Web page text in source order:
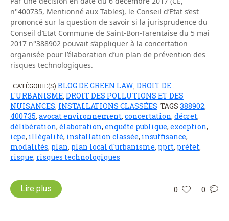
n°400735, Mentionné aux Tables), le Conseil d’Etat s’est
prononcé sur la question de savoir si la jurisprudence du
Conseil d’Etat Commune de Saint-Bon-Tarentaise du 5 mai
2017 n°388902 pouvait s’appliquer à la concertation
organisée pour l’élaboration d’un plan de prévention des
risques technologiques.
CATÉGORIE(S) BLOG DE GREEN LAW DROIT DE
L'URBANISME DROIT DES POLLUTIONS ET DES
NUISANCES INSTALLATIONS CLASSÉES TAGS 388902,
400735, avocat environnement, concertation, décret,
délibération, élaboration, enquête publique, exception,
icpe, illégalité, installation classée, insuffisance,
modalités, plan, plan local d'urbanisme, pprt, préfet,
risque, risques technologiques
0 0
Lire plus